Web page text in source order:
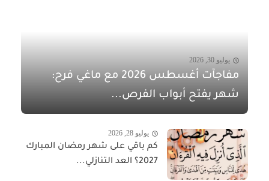
يوليو 30, 2026
مفاجآت أغسطس 2026 مع ماغي فرح:
شهر يفتح أبواب الفرص...
يوليو 28, 2026
كم باقي على شهر رمضان المبارك
2027؟ العد التنازلي...